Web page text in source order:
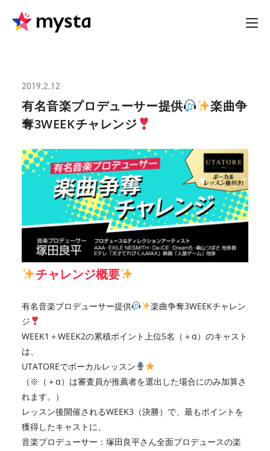
2019.2.12
有名音楽プロデューサー提供
楽曲争
奪3WEEKチャレンジ
チャレンジ概要
有名音楽プロデューサー提供
楽曲争奪3WEEKチャレン
ジ
WEEK1＋WEEK2の累積ポイント上位5名（＋α）のキャスト
は、
UTATOREでボーカルレッスン
（※（＋α）は審査員が推薦者を選出した場合にのみ加算さ
れます。）
レッスン後開催されるWEEK3（決勝）で、最もポイントを
獲得したキャストに、
音楽プロデューサー：塚田良平さん全面プロデュースの楽